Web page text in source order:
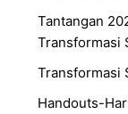
Tantangan
Transformasi
Transformasi
Handouts-